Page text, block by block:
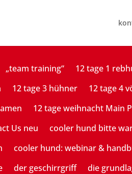
„team training“
12 tage 1
12 tage 3 hühner
12 tage 4
12 tage weihnacht Main
Us neu
cooler hund bitte
cooler hund: webinar &
der geschirrgriff
die